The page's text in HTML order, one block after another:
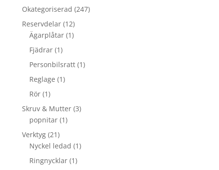
Okategoriserad (247)
Reservdelar (12)
Ägarplåtar (1)
Fjädrar (1)
Personbilsratt (1)
Reglage (1)
Rör (1)
Skruv & Mutter (3)
popnitar (1)
Verktyg (21)
Nyckel ledad (1)
Ringnycklar (1)